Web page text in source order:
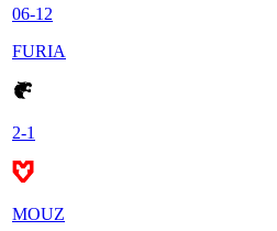
06-12
FURIA
2-1
MOUZ